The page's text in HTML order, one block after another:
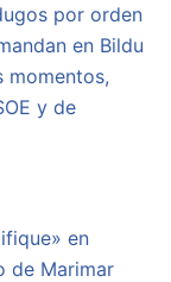
por orden
en Bildu
momentos,
y de
en
de Marimar